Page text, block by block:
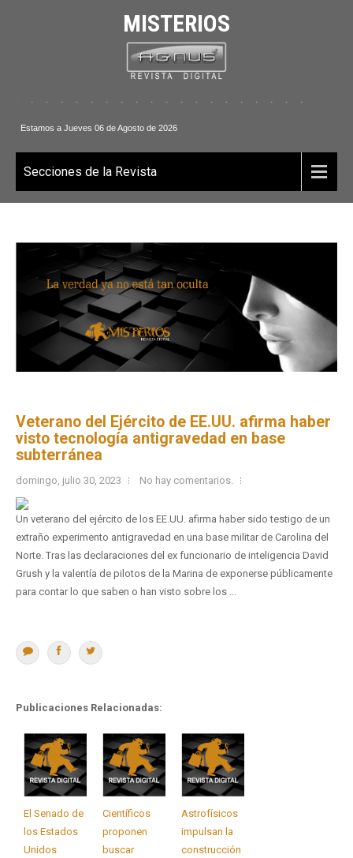
MISTERIOS
. . . . . . . . . . . . . . . . . . . .
Estamos a Jueves 06 de Agosto de 2026
Secciones de la Revista
Veterano del Ejército de EE.UU. afirma haber
visto tecnología antigravedad en base
subterránea
domingo, julio 30, 2023 No hay comentarios.
Un veterano del ejército de los EE.UU. afirma haber sido testigo de un
extraño experimento antigravedad en una base militar de Carolina del
Norte. Tras las declaraciones del ex funcionario de inteligencia David
Grush y la valentía de pilotos de la Marina de exponerse públicamente
para contar lo que saben o han visto sobre los ...
Publicaciones Relacionadas:
El Senado de
los Estados
Unidos
Científicos
proponen
buscar
Astrofísicos
impulsan la
construcción